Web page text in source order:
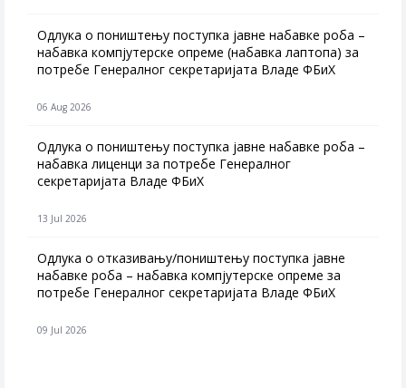
Одлука о поништењу поступка јавне набавке роба –
набавка компјутерске опреме (набавка лаптопа) за
потребе Генералног секретаријата Владе ФБиХ
06 Aug 2026
Одлука о поништењу поступка јавне набавке роба –
набавка лиценци за потребе Генералног
секретаријата Владе ФБиХ
13 Jul 2026
Одлука о отказивању/поништењу поступка јавне
набавке роба – набавка компјутерске опреме за
потребе Генералног секретаријата Владе ФБиХ
09 Jul 2026